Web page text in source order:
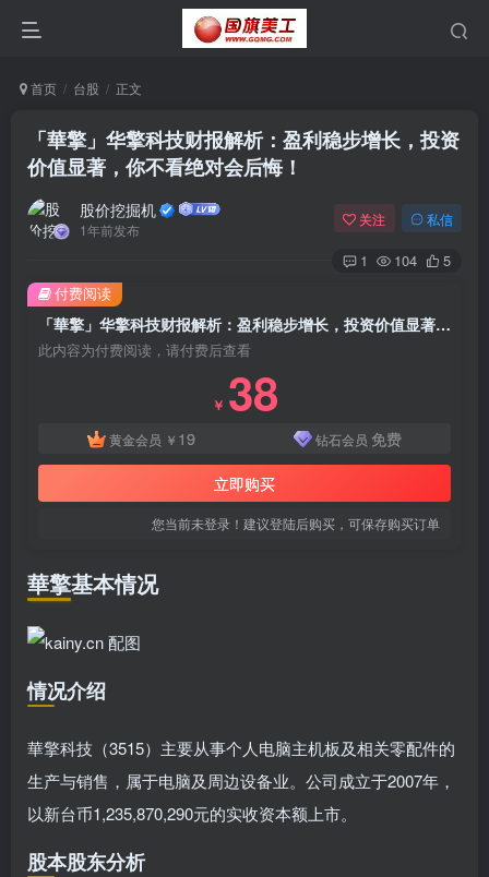
首页 台股 正文
「華擎」华擎科技财报解析：盈利稳步增长，投资
价值显著，你不看绝对会后悔！
股价挖掘机
1年前发布
关注 私信
1 104 5
「華擎」华擎科技财报解析：盈利稳步增长，投资价值显著，你不看绝对会后悔！
此内容为付费阅读，请付费后查看
￥ 38
黄金会员 ￥ 19 钻石会员 免费
立即购买
您当前未登录！建议登陆后购买，可保存购买订单
付费阅读
華擎基本情况
情况介绍
華擎科技（3515）主要从事个人电脑主机板及相关零配件的
生产与销售，属于电脑及周边设备业。公司成立于2007年，
以新台币1,235,870,290元的实收资本额上市。
股本股东分析